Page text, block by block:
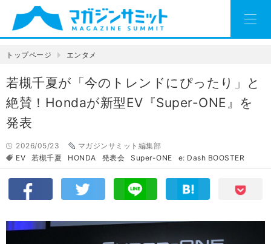
トップページ エンタメ
若槻千夏が「今のトレンドにぴったり」と
絶賛！Hondaが新型EV『Super-ONE』を
発表
2026/05/23
マガジンサミット編集部
EV
若槻千夏 HONDA 発表会 Super-ONE e: Dash BOOSTER